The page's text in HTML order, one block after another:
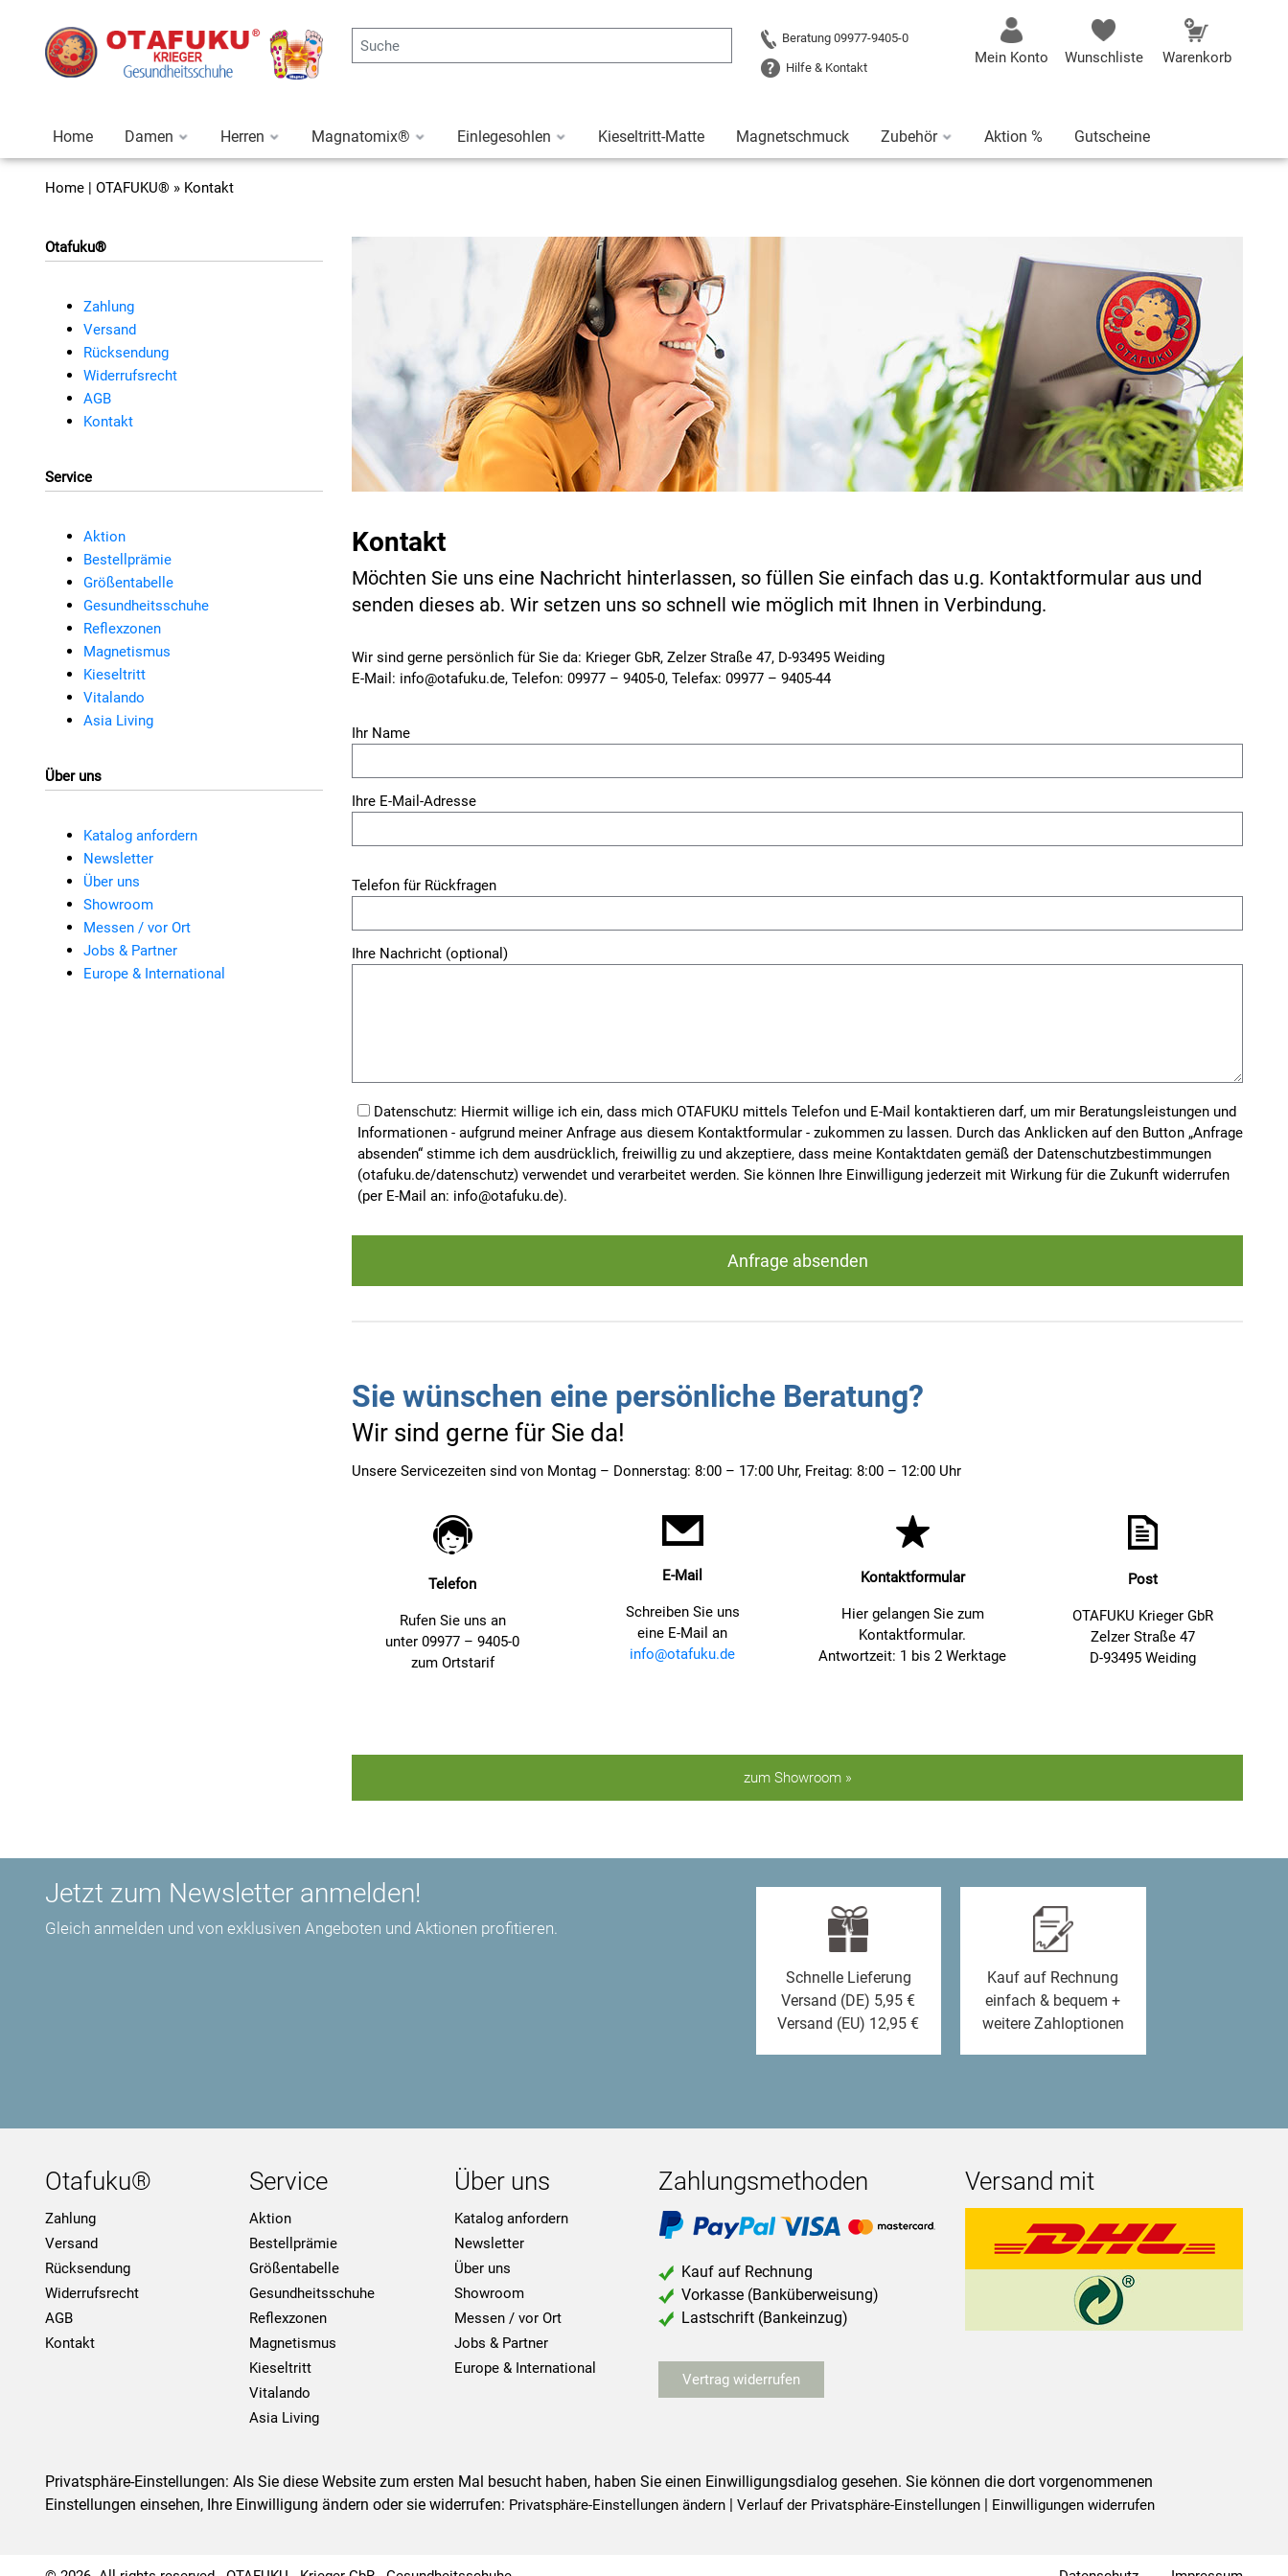
Beratung 09977-9405-0
Hilfe & Kontakt
Mein Konto Wunschliste Warenkorb
Home Damen Herren Magnatomix® Einlegesohlen Kieseltritt-Matte Magnetschmuck Zubehör Aktion % Gutscheine
Home | OTAFUKU® » Kontakt
Otafuku®
Zahlung
Versand
Rücksendung
Widerrufsrecht
AGB
Kontakt
Service
Aktion
Bestellprämie
Größentabelle
Gesundheitsschuhe
Reflexzonen
Magnetismus
Kieseltritt
Vitalando
Asia Living
Über uns
Katalog anfordern
Newsletter
Über uns
Showroom
Messen / vor Ort
Jobs & Partner
Europe & International
Kontakt
Möchten Sie uns eine Nachricht hinterlassen, so füllen Sie einfach das u.g. Kontaktformular aus und
senden dieses ab. Wir setzen uns so schnell wie möglich mit Ihnen in Verbindung.
Wir sind gerne persönlich für Sie da: Krieger GbR, Zelzer Straße 47, D-93495 Weiding
E-Mail: info@otafuku.de, Telefon: 09977 – 9405-0, Telefax: 09977 – 9405-44
Ihr Name
Ihre E-Mail-Adresse
Telefon für Rückfragen
Ihre Nachricht (optional)
Datenschutz: Hiermit willige ich ein, dass mich OTAFUKU mittels Telefon und E-Mail kontaktieren darf, um mir Beratungsleistungen und
Informationen - aufgrund meiner Anfrage aus diesem Kontaktformular - zukommen zu lassen. Durch das Anklicken auf den Button „Anfrage
absenden“ stimme ich dem ausdrücklich, freiwillig zu und akzeptiere, dass meine Kontaktdaten gemäß der Datenschutzbestimmungen
(otafuku.de/datenschutz) verwendet und verarbeitet werden. Sie können Ihre Einwilligung jederzeit mit Wirkung für die Zukunft widerrufen
(per E-Mail an: info@otafuku.de).
Sie wünschen eine persönliche Beratung?
Wir sind gerne für Sie da!
Unsere Servicezeiten sind von Montag – Donnerstag: 8:00 – 17:00 Uhr, Freitag: 8:00 – 12:00 Uhr
Telefon
Rufen Sie uns an
unter 09977 – 9405-0
zum Ortstarif
E-Mail
Schreiben Sie uns
eine E-Mail an
info@otafuku.de
Kontaktformular
Hier gelangen Sie zum
Kontaktformular.
Antwortzeit: 1 bis 2 Werktage
Post
OTAFUKU Krieger GbR
Zelzer Straße 47
D-93495 Weiding
zum Showroom »
Jetzt zum Newsletter anmelden!
Gleich anmelden und von exklusiven Angeboten und Aktionen profitieren.
Schnelle Lieferung
Versand (DE) 5,95 €
Versand (EU) 12,95 €
Kauf auf Rechnung
einfach & bequem +
weitere Zahloptionen
Otafuku®
Zahlung
Versand
Rücksendung
Widerrufsrecht
AGB
Kontakt
Service
Aktion
Bestellprämie
Größentabelle
Gesundheitsschuhe
Reflexzonen
Magnetismus
Kieseltritt
Vitalando
Asia Living
Über uns
Katalog anfordern
Newsletter
Über uns
Showroom
Messen / vor Ort
Jobs & Partner
Europe & International
Zahlungsmethoden
Kauf auf Rechnung
Vorkasse (Banküberweisung)
Lastschrift (Bankeinzug)
Vertrag widerrufen
Versand mit
Privatsphäre-Einstellungen: Als Sie diese Website zum ersten Mal besucht haben, haben Sie einen Einwilligungsdialog gesehen. Sie können die dort vorgenommenen
Einstellungen einsehen, Ihre Einwilligung ändern oder sie widerrufen: Privatsphäre-Einstellungen ändern | Verlauf der Privatsphäre-Einstellungen | Einwilligungen widerrufen